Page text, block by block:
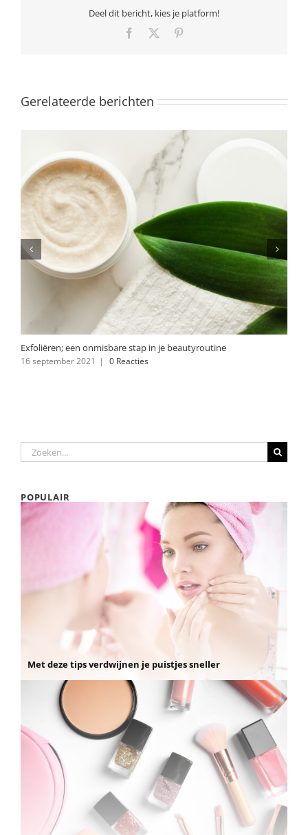
Deel dit bericht, kies je platform!
Facebook
Gerelateerde berichten
Exfoliëren; een onmisbare stap in je beautyroutine
16 september 2021 | 0 Reacties
Zoeken
naar:
POPULAIR
Met deze tips verdwijnen je puistjes sneller